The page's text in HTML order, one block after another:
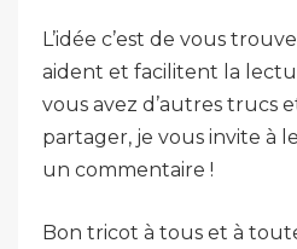
L’idée c’est de vous
aident et facilitent la
vous avez d’autres trucs
partager, je vous invite à
un commentaire !
Bon tricot à tous et à